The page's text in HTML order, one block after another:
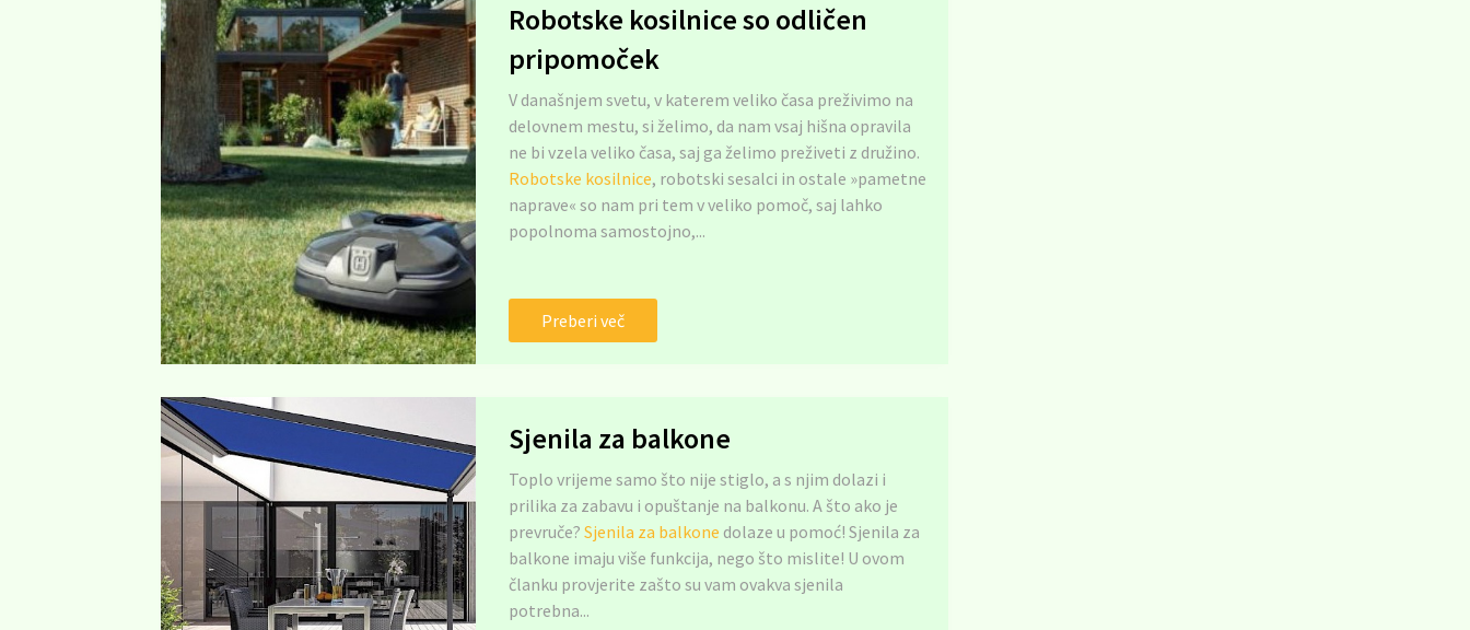
Robotske kosilnice so odličen
pripomoček
V današnjem svetu, v katerem veliko časa preživimo na
delovnem mestu, si želimo, da nam vsaj hišna opravila
ne bi vzela veliko časa, saj ga želimo preživeti z družino.
Robotske kosilnice, robotski sesalci in ostale »pametne
naprave« so nam pri tem v veliko pomoč, saj lahko
popolnoma samostojno,...
Preberi več
Sjenila za balkone
Toplo vrijeme samo što nije stiglo, a s njim dolazi i
prilika za zabavu i opuštanje na balkonu. A što ako je
prevruče? Sjenila za balkone dolaze u pomoć! Sjenila za
balkone imaju više funkcija, nego što mislite! U ovom
članku provjerite zašto su vam ovakva sjenila
potrebna...